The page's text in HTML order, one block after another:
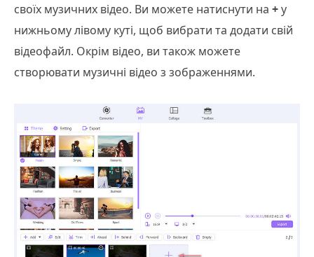
своїх музичних відео. Ви можете натиснути на +у
нижньому лівому куті, щоб вибрати та додати свій
відеофайл. Окрім відео, ви також можете
створювати музичні відео з зображеннями.